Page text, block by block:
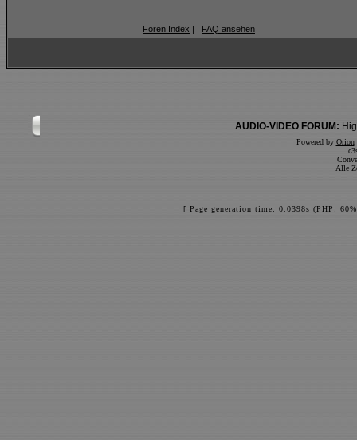
Foren Index | FAQ ansehen
AUDIO-VIDEO FORUM:
Powered by Orion
Alle
[ Page generation time: 0.0398s (PHP: